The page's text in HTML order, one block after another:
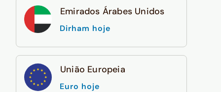
Emirados Árabes Unidos
Dirham hoje
União Europeia
Euro hoje